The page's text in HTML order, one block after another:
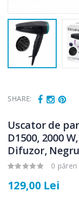
SHARE:
Uscator de
D1500, 2000
Difuzor,
0 păreri
129,00 Lei